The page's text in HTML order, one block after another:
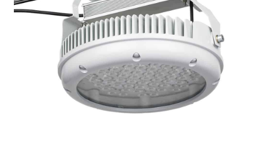
Заказ проекта освещения
Маркировка опор «Opora engineering»